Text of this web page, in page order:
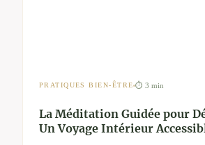
PRATIQUES BIEN-ÊTRE ⏱ 3 min
La Méditation Guidée pour
Un Voyage Intérieur